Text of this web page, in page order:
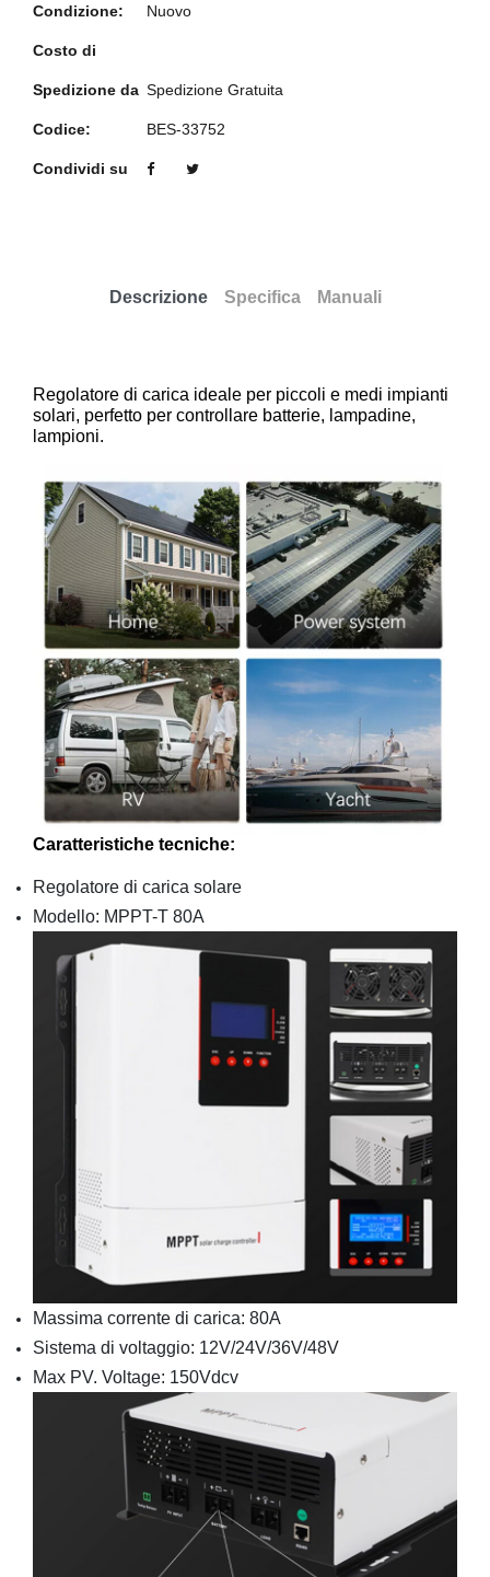
Condizione: Nuovo
Costo di
Spedizione da Spedizione Gratuita
Codice: BES-33752
Condividi su
Descrizione Specifica Manuali
Regolatore di carica ideale per piccoli e medi impianti
solari, perfetto per controllare batterie, lampadine,
lampioni.
Caratteristiche tecniche:
Regolatore di carica solare
Modello: MPPT-T 80A
Massima corrente di carica: 80A
Sistema di voltaggio: 12V/24V/36V/48V
Max PV. Voltage: 150Vdcv